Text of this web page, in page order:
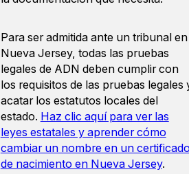
Para ser admitida ante un tribunal en
Nueva Jersey, todas las pruebas
legales de ADN deben cumplir con
los requisitos de las pruebas legales
acatar los estatutos locales del
estado. Haz clic aquí para ver las
leyes estatales y aprender cómo
cambiar un nombre en un
de nacimiento en Nueva Jersey.